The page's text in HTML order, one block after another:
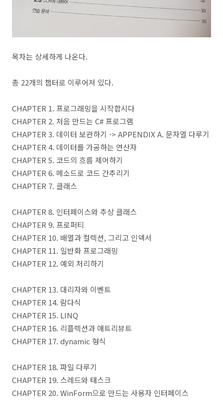
목차는 상세하게 나온다.
총 22개의 챕터로 이루어져 있다.
CHAPTER 1. 프로그래밍을 시작합시다
CHAPTER 2. 처음 만드는 C# 프로그램
CHAPTER 3. 데이터 보관하기 -> APPENDIX A. 문자열 다루기
CHAPTER 4. 데이터를 가공하는 연산자
CHAPTER 5. 코드의 흐름 제어하기
CHAPTER 6. 메소드로 코드 간추리기
CHAPTER 7. 클래스
CHAPTER 8. 인터페이스와 추상 클래스
CHAPTER 9. 프로퍼티
CHAPTER 10. 배열과 컬렉션, 그리고 인덱서
CHAPTER 11. 일반화 프로그래밍
CHAPTER 12. 예외 처리하기
CHAPTER 13. 대리자와 이벤트
CHAPTER 14. 람다식
CHAPTER 15. LINQ
CHAPTER 16. 리플렉션과 애트리뷰트
CHAPTER 17. dynamic 형식
CHAPTER 18. 파일 다루기
CHAPTER 19. 스레드와 태스크
CHAPTER 20. WinForm으로 만드는 사용자 인터페이스